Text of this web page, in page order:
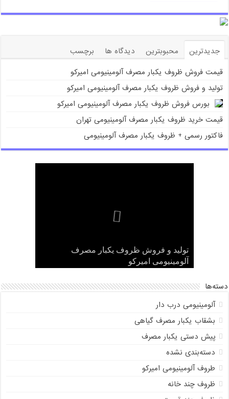
جدیدترین محبوبترین دیدگاه ها
برچسب
قیمت فروش ظروف یکبار مصرف آلومینیومی امیرکو
تولید و فروش ظروف یکبار مصرف آلومینیومی امیرکو
بورس فروش ظروف یکبار مصرف آلومینیومی امیرکو
قیمت خرید ظروف یکبار مصرف آلومینیومی تهران
فاکتور رسمی + ظروف یکبار مصرف آلومینیومی
قیمت فروش ظروف یکبار مصرف
آلومینیومی امیرکو
تولید و فروش ظروف یکبار مصرف
آلومینیومی امیرکو
بورس فروش ظروف یکبار مصرف
آلومینیومی امیرکو
قیمت خرید ظروف یکبار مصرف آلومینیومی
تهران
فاکتور رسمی + ظروف یکبار مصرف
آلومینیومی
دسته‌ها
آلومینیومی درب دار
بشقاب یکبار مصرف گیاهی
پیش دستی یکبار مصرف
دسته‌بندی نشده
طروف آلومینیومی امیرکو
ظروف چند خانه